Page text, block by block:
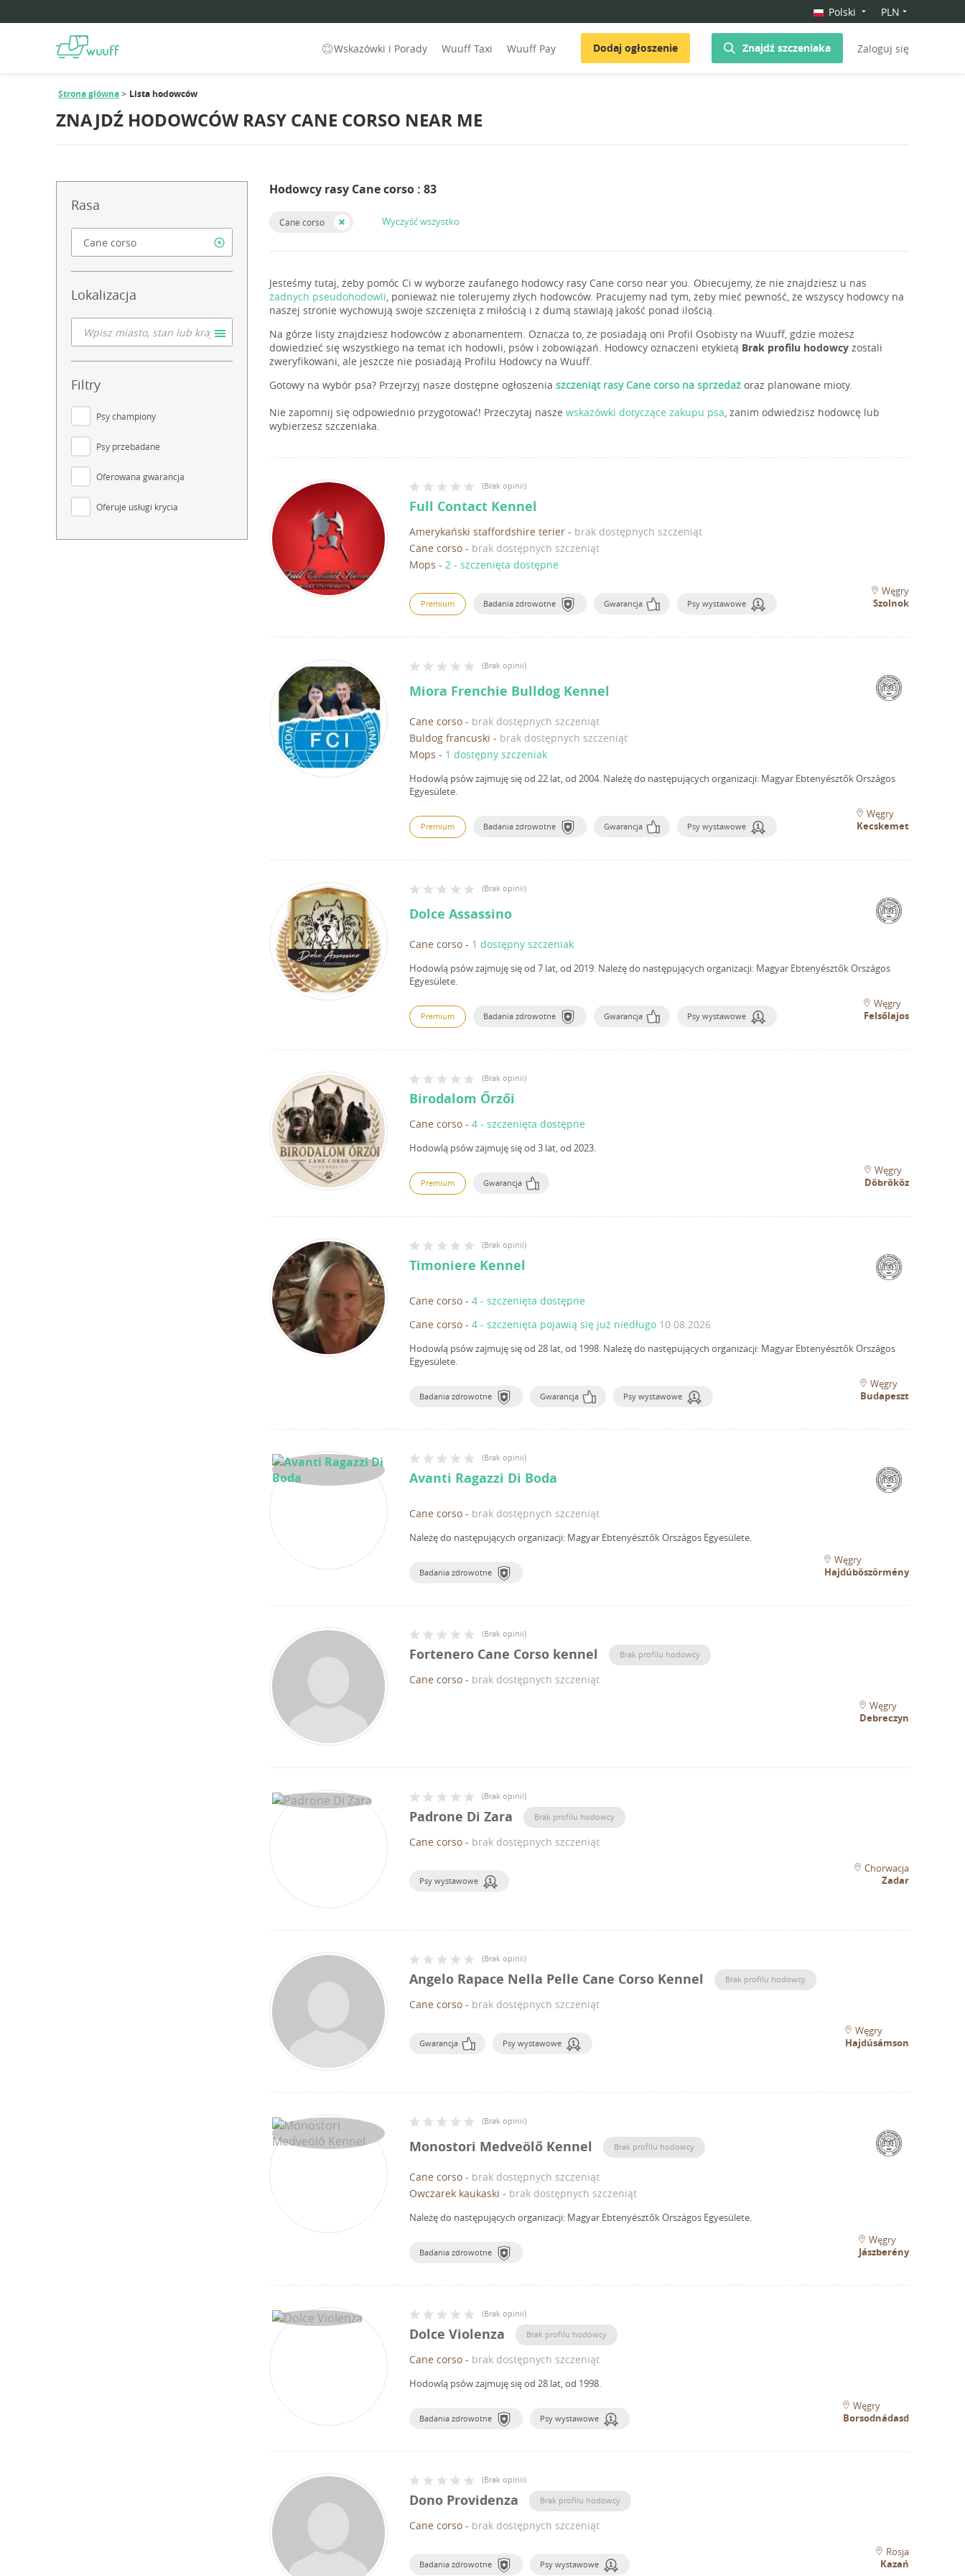
Polski PLN
Wskazówki i Porady Wuuff Taxi Wuuff Pay Dodaj ogłoszenie Znajdź szczeniaka Zaloguj się
Strona główna Lista hodowców
ZNAJDŹ HODOWCÓW RASY CANE CORSO NEAR ME
Rasa
Lokalizacja
Filtry
Psy championy
Psy przebadane
Oferowana gwarancja
Oferuje usługi krycia
Hodowcy rasy Cane corso : 83
Cane corso Wyczyść wszystko
Jesteśmy tutaj, żeby pomóc Ci w wyborze zaufanego hodowcy rasy Cane corso near you. Obiecujemy, że nie znajdziesz u nas
żadnych pseudohodowli, ponieważ nie tolerujemy złych hodowców. Pracujemy nad tym, żeby mieć pewność, że wszyscy hodowcy na
naszej stronie wychowują swoje szczenięta z miłością i z dumą stawiają jakość ponad ilością.
Na górze listy znajdziesz hodowców z abonamentem. Oznacza to, że posiadają oni Profil Osobisty na Wuuff, gdzie możesz
dowiedzieć się wszystkiego na temat ich hodowli, psów i zobowiązań. Hodowcy oznaczeni etykietą Brak profilu hodowcy zostali
zweryfikowani, ale jeszcze nie posiadają Profilu Hodowcy na Wuuff.
Gotowy na wybór psa? Przejrzyj nasze dostępne ogłoszenia szczeniąt rasy Cane corso na sprzedaż oraz planowane mioty.
Nie zapomnij się odpowiednio przygotować! Przeczytaj nasze wskazówki dotyczące zakupu psa, zanim odwiedzisz hodowcę lub
wybierzesz szczeniaka.
(Brak opinii)
Full Contact Kennel
Amerykański staffordshire terier - brak dostępnych szczeniąt
Cane corso - brak dostępnych szczeniąt
Mops - 2 - szczenięta dostępne
Premium Badania zdrowotne Gwarancja Psy wystawowe
Węgry
Szolnok
(Brak opinii)
Miora Frenchie Bulldog Kennel
Cane corso - brak dostępnych szczeniąt
Buldog francuski - brak dostępnych szczeniąt
Mops - 1 dostępny szczeniak
Hodowlą psów zajmuję się od 22 lat, od 2004. Należę do następujących organizacji: Magyar Ebtenyésztők Országos
Egyesülete.
Premium Badania zdrowotne Gwarancja Psy wystawowe
Węgry
Kecskemet
(Brak opinii)
Dolce Assassino
Cane corso - 1 dostępny szczeniak
Hodowlą psów zajmuję się od 7 lat, od 2019. Należę do następujących organizacji: Magyar Ebtenyésztők Országos
Egyesülete.
Premium Badania zdrowotne Gwarancja Psy wystawowe
Węgry
Felsőlajos
(Brak opinii)
Birodalom Őrzői
Cane corso - 4 - szczenięta dostępne
Hodowlą psów zajmuję się od 3 lat, od 2023.
Premium Gwarancja
Węgry
Döbrököz
(Brak opinii)
Timoniere Kennel
Cane corso - 4 - szczenięta dostępne
Cane corso - 4 - szczenięta pojawią się już niedługo 10.08.2026
Hodowlą psów zajmuję się od 28 lat, od 1998. Należę do następujących organizacji: Magyar Ebtenyésztők Országos
Egyesülete.
Badania zdrowotne Gwarancja Psy wystawowe
Węgry
Budapeszt
(Brak opinii)
Avanti Ragazzi Di Boda
Cane corso - brak dostępnych szczeniąt
Należę do następujących organizacji: Magyar Ebtenyésztők Országos Egyesülete.
Badania zdrowotne
Węgry
Hajdúböszörmény
(Brak opinii)
Fortenero Cane Corso kennel Brak profilu hodowcy
Cane corso - brak dostępnych szczeniąt
Węgry
Debreczyn
(Brak opinii)
Padrone Di Zara Brak profilu hodowcy
Cane corso - brak dostępnych szczeniąt
Psy wystawowe
Chorwacja
Zadar
(Brak opinii)
Angelo Rapace Nella Pelle Cane Corso Kennel Brak profilu hodowcy
Cane corso - brak dostępnych szczeniąt
Gwarancja Psy wystawowe
Węgry
Hajdúsámson
(Brak opinii)
Monostori Medveölő Kennel Brak profilu hodowcy
Cane corso - brak dostępnych szczeniąt
Owczarek kaukaski - brak dostępnych szczeniąt
Należę do następujących organizacji: Magyar Ebtenyésztők Országos Egyesülete.
Badania zdrowotne
Węgry
Jászberény
(Brak opinii)
Dolce Violenza Brak profilu hodowcy
Cane corso - brak dostępnych szczeniąt
Hodowlą psów zajmuję się od 28 lat, od 1998.
Badania zdrowotne Psy wystawowe
Węgry
Borsodnádasd
(Brak opinii)
Dono Providenza Brak profilu hodowcy
Cane corso - brak dostępnych szczeniąt
Badania zdrowotne Psy wystawowe
Rosja
Kazań